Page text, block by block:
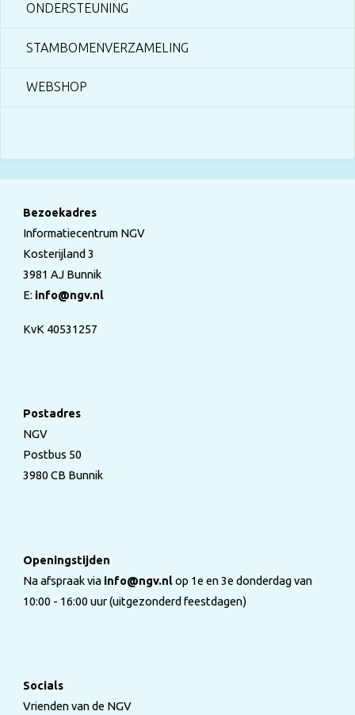
ONDERSTEUNING
STAMBOMENVERZAMELING
WEBSHOP
Bezoekadres
Informatiecentrum NGV
Kosterijland 3
3981 AJ Bunnik
E: info@ngv.nl
KvK 40531257
Postadres
NGV
Postbus 50
3980 CB Bunnik
Openingstijden
Na afspraak via info@ngv.nlop 1e en 3e donderdag van
10:00 - 16:00 uur (uitgezonderd feestdagen)
Socials
Vrienden van de NGV